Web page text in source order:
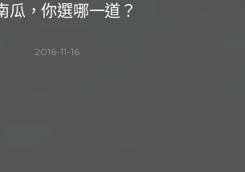
瓜，你選哪一道？
2016-11-16